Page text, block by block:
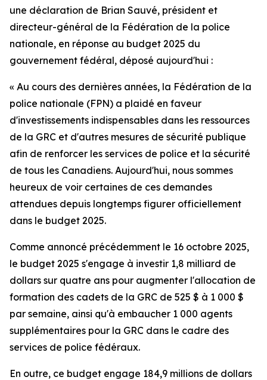
une déclaration de Brian Sauvé, président et
directeur-général de la Fédération de la police
nationale, en réponse au budget 2025 du
gouvernement fédéral, déposé aujourd'hui :
« Au cours des dernières années, la Fédération de la
police nationale (FPN) a plaidé en faveur
d'investissements indispensables dans les ressources
de la GRC et d'autres mesures de sécurité publique
afin de renforcer les services de police et la sécurité
de tous les Canadiens. Aujourd'hui, nous sommes
heureux de voir certaines de ces demandes
attendues depuis longtemps figurer officiellement
dans le budget 2025.
Comme annoncé précédemment le 16 octobre 2025,
le budget 2025 s'engage à investir 1,8 milliard de
dollars sur quatre ans pour augmenter l'allocation de
formation des cadets de la GRC de 525 $ à 1 000 $
par semaine, ainsi qu'à embaucher 1 000 agents
supplémentaires pour la GRC dans le cadre des
services de police fédéraux.
En outre, ce budget engage 184,9 millions de dollars